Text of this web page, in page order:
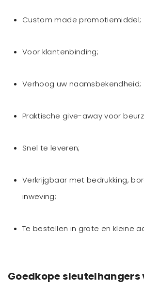
Custom made promotiemiddel;
Voor klantenbinding;
Verhoog uw naamsbekendheid;
Praktische give-away voor
Snel te leveren;
Verkrijgbaar met bedrukking,
inweving;
Te bestellen in grote en kleine
Goedkope sleutelhangers